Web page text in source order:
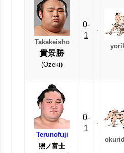
Takakeisho
貴景勝
(Ozeki)
0-
1
Terunofuji
照ノ富士
0-
1